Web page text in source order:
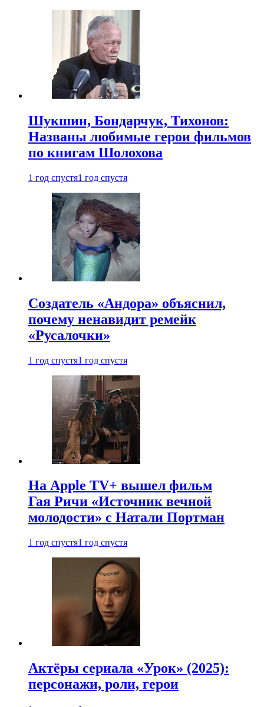
Шукшин, Бондарчук, Тихонов:
Названы любимые герои фильмов
по книгам Шолохова
1 год спустя1 год спустя
Создатель «Андора» объяснил,
почему ненавидит ремейк
«Русалочки»
1 год спустя1 год спустя
На Apple TV+ вышел фильм
Гая Ричи «Источник вечной
молодости» с Натали Портман
1 год спустя1 год спустя
Актёры сериала «Урок» (2025):
персонажи, роли, герои